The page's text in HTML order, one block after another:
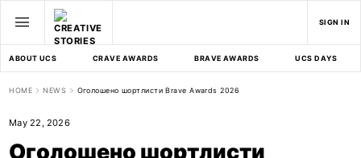
SIGN IN
ABOUT UCS CRAVE AWARDS BRAVE AWARDS UCS DAYS
HOME NEWS Оголошено шортлисти Brave Awards 2026
Оголошено шортлисти
May 22, 2026